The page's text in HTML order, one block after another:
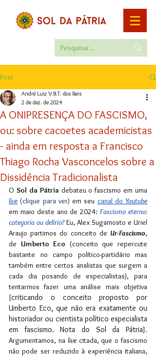
Post
A ONIPRESENÇA DO FASCISMO,
ou: sobre cacoetes academicistas
- ainda em resposta a Francisco
Thiago Rocha Vasconcelos sobre a
Dissidência Tradicionalista
André Luiz V.B.T. dos Reis
2 de dez. de 2024
O Sol da Pátria
live (clique para ver) em seu canal do Youtube
em maio deste ano de 2024: Fascismo eterno:
categoria ou delírio? Eu, Alex Sugamosto e Uriel
Araujo partimos do conceito de Ur-Fascismo,
de Umberto Eco (conceito que repercute
bastante no campo político-partidário mas
também entre certos analistas que surgem a
cada dia posando de especialistas), para
tentarmos fazer uma análise mais objetiva
[criticando o conceito proposto por
Umberto Eco, que não era exatamente ou
historiador ou cientista político especialista
em fascismo. Nota do Sol da Pátria].
Argumentamos, na live citada, que o fascismo
não pode ser reduzido à experiência italiana,